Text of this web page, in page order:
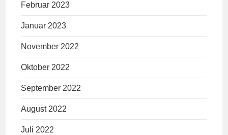
Februar 2023
Januar 2023
November 2022
Oktober 2022
September 2022
August 2022
Juli 2022